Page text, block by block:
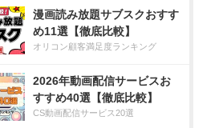
漫画読み放題サブスクおすす
め11選【徹底比較】
オリコン顧客満足度ランキング
2026年動画配信サービスお
すすめ40選【徹底比較】
CS動画配信サービス20選